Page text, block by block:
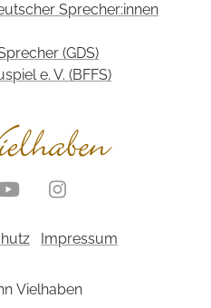
Sprecher:innen
(GDS)
e. V. (BFFS)
NavigationImpressum
Vielhaben